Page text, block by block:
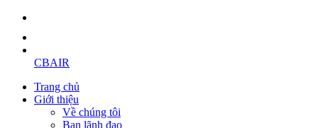
CBAIR
Trang chủ
Giới thiệu
Về chúng tôi
Ban lãnh đạo